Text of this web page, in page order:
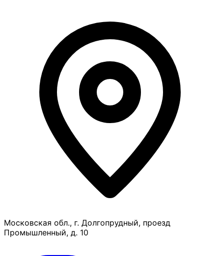
Московская обл., г. Долгопрудный, проезд
Промышленный, д. 10